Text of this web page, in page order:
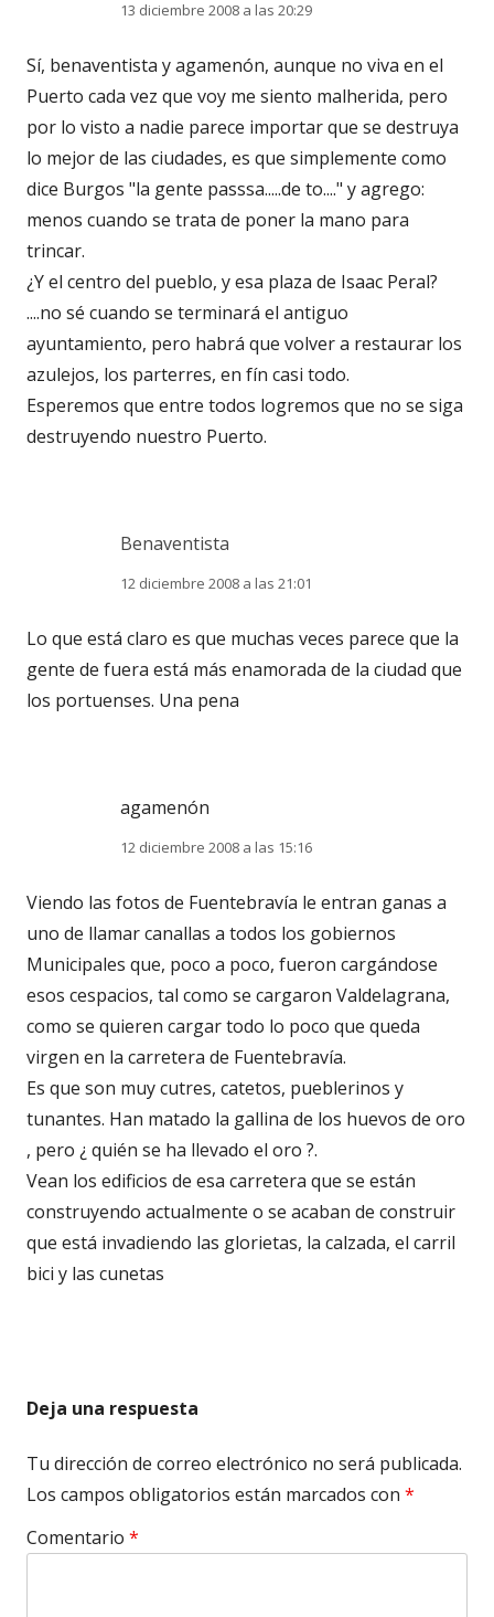
13 diciembre 2008 a las 20:29
Sí, benaventista y agamenón, aunque no viva en el
Puerto cada vez que voy me siento malherida, pero
por lo visto a nadie parece importar que se destruya
lo mejor de las ciudades, es que simplemente como
dice Burgos "la gente passsa.....de to...." y agrego:
menos cuando se trata de poner la mano para
trincar.
¿Y el centro del pueblo, y esa plaza de Isaac Peral?
....no sé cuando se terminará el antiguo
ayuntamiento, pero habrá que volver a restaurar los
azulejos, los parterres, en fín casi todo.
Esperemos que entre todos logremos que no se siga
destruyendo nuestro Puerto.
Benaventista
12 diciembre 2008 a las 21:01
Lo que está claro es que muchas veces parece que la
gente de fuera está más enamorada de la ciudad que
los portuenses. Una pena
agamenón
12 diciembre 2008 a las 15:16
Viendo las fotos de Fuentebravía le entran ganas a
uno de llamar canallas a todos los gobiernos
Municipales que, poco a poco, fueron cargándose
esos cespacios, tal como se cargaron Valdelagrana,
como se quieren cargar todo lo poco que queda
virgen en la carretera de Fuentebravía.
Es que son muy cutres, catetos, pueblerinos y
tunantes. Han matado la gallina de los huevos de oro
, pero ¿ quién se ha llevado el oro ?.
Vean los edificios de esa carretera que se están
construyendo actualmente o se acaban de construir
que está invadiendo las glorietas, la calzada, el carril
bici y las cunetas
Deja una respuesta
Tu dirección de correo electrónico no será publicada.
Los campos obligatorios están marcados con *
Comentario *